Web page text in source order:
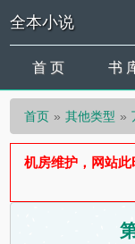
全本小说
首 页 书
首页 其他类型
机房维护，网站